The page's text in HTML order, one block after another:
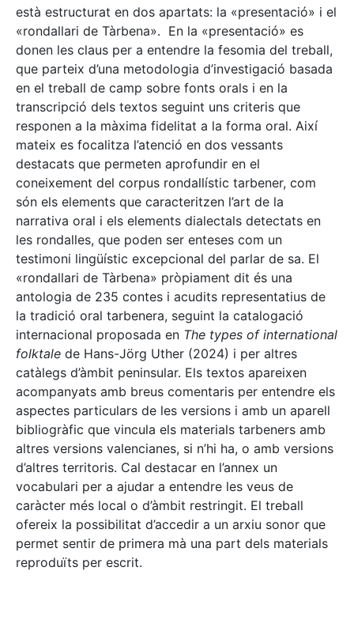
està estructurat en dos apartats: la «presentació» i el
«rondallari de Tàrbena». En la «presentació» es
donen les claus per a entendre la fesomia del treball,
que parteix d’una metodologia d’investigació basada
en el treball de camp sobre fonts orals i en la
transcripció dels textos seguint uns criteris que
responen a la màxima fidelitat a la forma oral. Així
mateix es focalitza l’atenció en dos vessants
destacats que permeten aprofundir en el
coneixement del corpus rondallístic tarbener, com
són els elements que caracteritzen l’art de la
narrativa oral i els elements dialectals detectats en
les rondalles, que poden ser enteses com un
testimoni lingüístic excepcional del parlar de sa. El
«rondallari de Tàrbena» pròpiament dit és una
antologia de 235 contes i acudits representatius de
la tradició oral tarbenera, seguint la catalogació
internacional proposada en The types of international
folktale de Hans-Jörg Uther (2024) i per altres
catàlegs d’àmbit peninsular. Els textos apareixen
acompanyats amb breus comentaris per entendre els
aspectes particulars de les versions i amb un aparell
bibliogràfic que vincula els materials tarbeners amb
altres versions valencianes, si n’hi ha, o amb versions
d’altres territoris. Cal destacar en l’annex un
vocabulari per a ajudar a entendre les veus de
caràcter més local o d’àmbit restringit. El treball
ofereix la possibilitat d’accedir a un arxiu sonor que
permet sentir de primera mà una part dels materials
reproduïts per escrit.